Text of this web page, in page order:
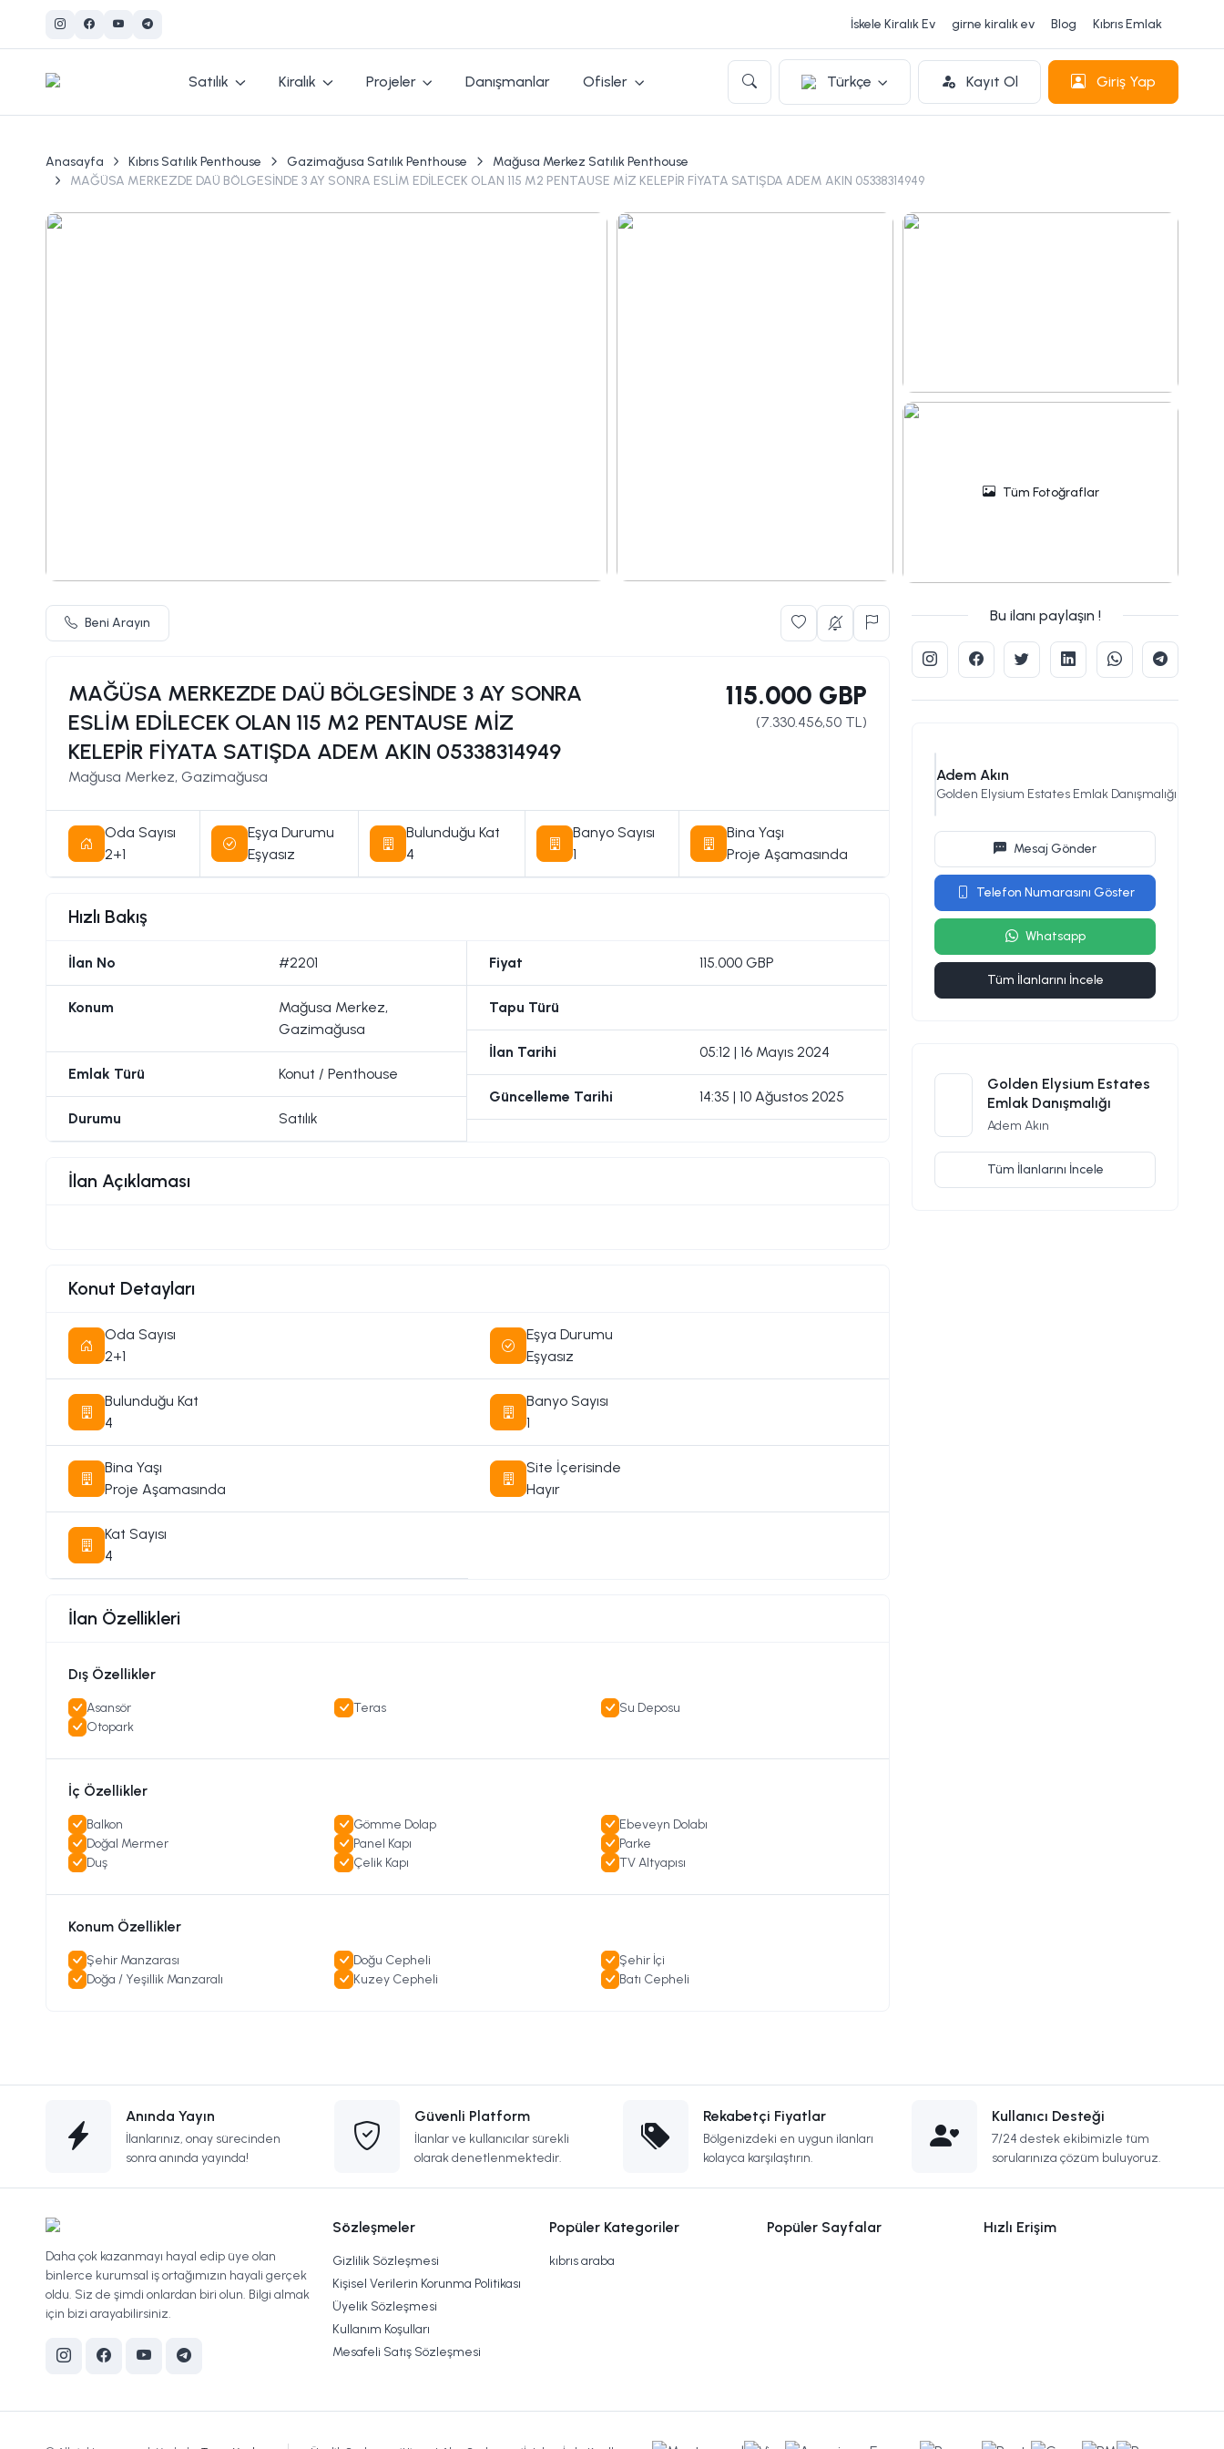
İskele Kiralık Ev girne kiralık ev Blog Kıbrıs Emlak
Satılık Kiralık Projeler Danışmanlar Ofisler Türkçe Kayıt Ol Giriş Yap
Anasayfa Kıbrıs Satılık Penthouse Gazimağusa Satılık Penthouse
Mağusa Merkez Satılık Penthouse
MAĞÜSA MERKEZDE DAÜ BÖLGESİNDE 3 AY SONRA ESLİM EDİLECEK OLAN 115 M2 PENTAUSE MİZ KELEPİR FİYATA SATIŞDA ADEM AKIN 05338314949
Tüm Fotoğraflar
Beni Arayın
MAĞÜSA MERKEZDE DAÜ BÖLGESİNDE 3 AY SONRA
ESLİM EDİLECEK OLAN 115 M2 PENTAUSE MİZ
KELEPİR FİYATA SATIŞDA ADEM AKIN 05338314949
Mağusa Merkez, Gazimağusa
115.000 GBP
(7.330.456,50 TL)
Oda Sayısı
2+1
Eşya Durumu
Eşyasız
Bulunduğu Kat
4
Banyo Sayısı
1
Bina Yaşı
Proje Aşamasında
Hızlı Bakış
İlan No #2201
Konum
Mağusa Merkez,
Gazimağusa
Emlak Türü Konut / Penthouse
Durumu Satılık
Fiyat 115.000 GBP
Tapu Türü
İlan Tarihi 05:12 | 16 Mayıs 2024
Güncelleme Tarihi 14:35 | 10 Ağustos 2025
İlan Açıklaması
Konut Detayları
Oda Sayısı
2+1
Eşya Durumu
Eşyasız
Bulunduğu Kat
4
Banyo Sayısı
1
Bina Yaşı
Proje Aşamasında
Site İçerisinde
Hayır
Kat Sayısı
4
İlan Özellikleri
Dış Özellikler
Asansör Teras
Su Deposu
Otopark
İç Özellikler
Balkon Gömme Dolap
Ebeveyn Dolabı
Doğal Mermer
Panel Kapı
Parke
Duş
Çelik Kapı TV Altyapısı
Konum Özellikler
Şehir Manzarası Doğu Cepheli
Şehir İçi
Doğa / Yeşillik Manzaralı
Kuzey Cepheli Batı Cepheli
Bu ilanı paylaşın !
Adem Akın
Golden Elysium Estates Emlak Danışmalığı
Mesaj Gönder
Telefon Numarasını Göster
Whatsapp
Tüm İlanlarını İncele
Golden Elysium Estates
Emlak Danışmalığı
Adem Akın
Tüm İlanlarını İncele
Anında Yayın
İlanlarınız, onay sürecinden
sonra anında yayında!
Güvenli Platform
İlanlar ve kullanıcılar sürekli
olarak denetlenmektedir.
Rekabetçi Fiyatlar
Bölgenizdeki en uygun ilanları
kolayca karşılaştırın.
Kullanıcı Desteği
7/24 destek ekibimizle tüm
sorularınıza çözüm buluyoruz.
Daha çok kazanmayı hayal edip üye olan
binlerce kurumsal iş ortağımızın hayali gerçek
oldu. Siz de şimdi onlardan biri olun. Bilgi almak
için bizi arayabilirsiniz.
Sözleşmeler
Gizlilik Sözleşmesi
Kişisel Verilerin Korunma Politikası
Üyelik Sözleşmesi
Kullanım Koşulları
Mesafeli Satış Sözleşmesi
Popüler Kategoriler
kıbrıs araba
Popüler Sayfalar Hızlı Erişim